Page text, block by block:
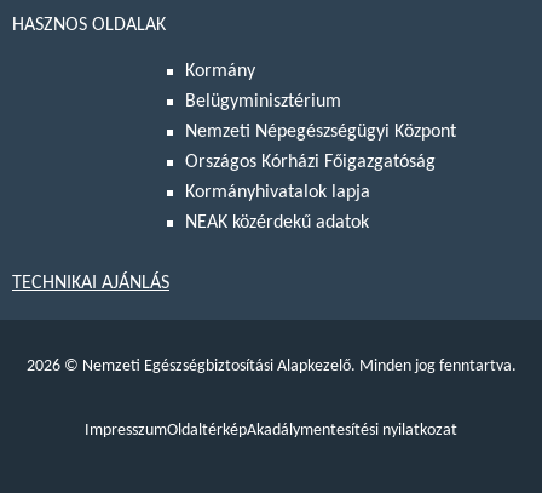
HASZNOS OLDALAK
Kormány
Belügyminisztérium
Nemzeti Népegészségügyi Központ
Országos Kórházi Főigazgatóság
Kormányhivatalok lapja
NEAK közérdekű adatok
TECHNIKAI AJÁNLÁS
2026 © Nemzeti Egészségbiztosítási Alapkezelő. Minden jog fenntartva.
ImpresszumOldaltérképAkadálymentesítési nyilatkozat